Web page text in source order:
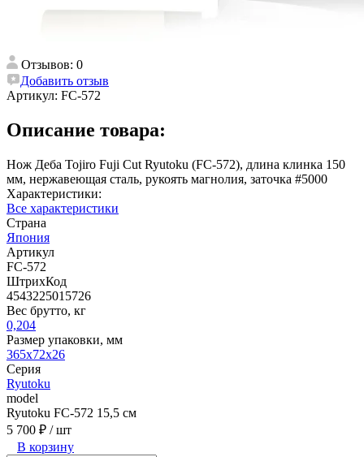
Отзывов: 0
Добавить отзыв
Артикул: FC-572
Описание товара:
Нож Деба Tojiro Fuji Cut Ryutoku (FC-572), длина клинка 150
мм, нержавеющая сталь, рукоять магнолия, заточка #5000
Характеристики:
Все характеристики
Страна
Япония
Артикул
FC-572
ШтрихКод
4543225015726
Вес брутто, кг
0,204
Размер упаковки, мм
365x72x26
Серия
Ryutoku
model
Ryutoku FC-572 15,5 см
5 700 ₽ / шт
В корзину